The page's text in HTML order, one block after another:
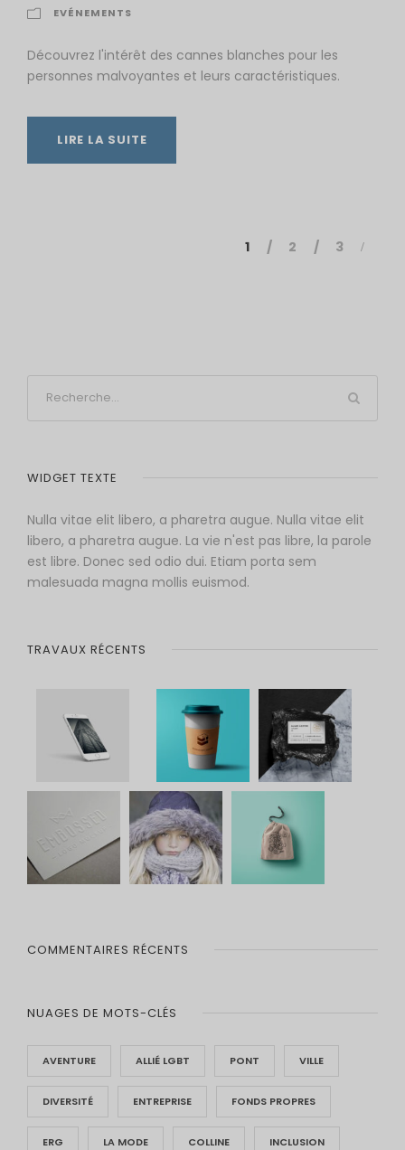
EVÉNEMENTS
Découvrez l'intérêt des cannes blanches pour les
personnes malvoyantes et leurs caractéristiques.
LIRE LA SUITE
1 2 3
WIDGET TEXTE
Nulla vitae elit libero, a pharetra augue. Nulla vitae elit
libero, a pharetra augue. La vie n'est pas libre, la parole
est libre. Donec sed odio dui. Etiam porta sem
malesuada magna mollis euismod.
TRAVAUX RÉCENTS
COMMENTAIRES RÉCENTS
NUAGES DE MOTS-CLÉS
AVENTURE ALLIÉ LGBT PONT VILLE
DIVERSITÉ ENTREPRISE FONDS PROPRES
ERG LA MODE COLLINE INCLUSION